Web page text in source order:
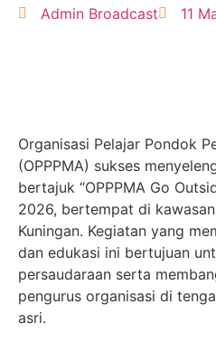
Admin Broadcast 11
Organisasi Pelajar Pondok
(OPPPMA) sukses
bertajuk “OPPPMA Go
2026, bertempat di
Kuningan. Kegiatan yang
dan edukasi ini bertujuan
persaudaraan serta
pengurus organisasi di
asri.